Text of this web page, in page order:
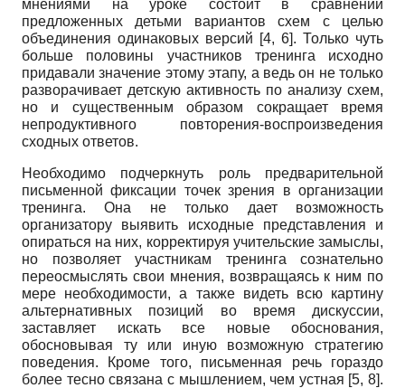
мнениями на уроке состоит в сравнении
предложенных детьми вариантов схем с целью
объединения одинаковых версий [4, 6]. Только чуть
больше половины участников тренинга исходно
придавали значение этому этапу, а ведь он не только
разворачивает детскую активность по анализу схем,
но и существенным образом сокращает время
непродуктивного повторения-воспроизведения
сходных ответов.
Необходимо подчеркнуть роль предварительной
письменной фиксации точек зрения в организации
тренинга. Она не только дает возможность
организатору выявить исходные представления и
опираться на них, корректируя учительские замыслы,
но позволяет участникам тренинга сознательно
переосмыслять свои мнения, возвращаясь к ним по
мере необходимости, а также видеть всю картину
альтернативных позиций во время дискуссии,
заставляет искать все новые обоснования,
обосновывая ту или иную возможную стратегию
поведения. Кроме того, письменная речь гораздо
более тесно связана с мышлением, чем устная [5, 8].